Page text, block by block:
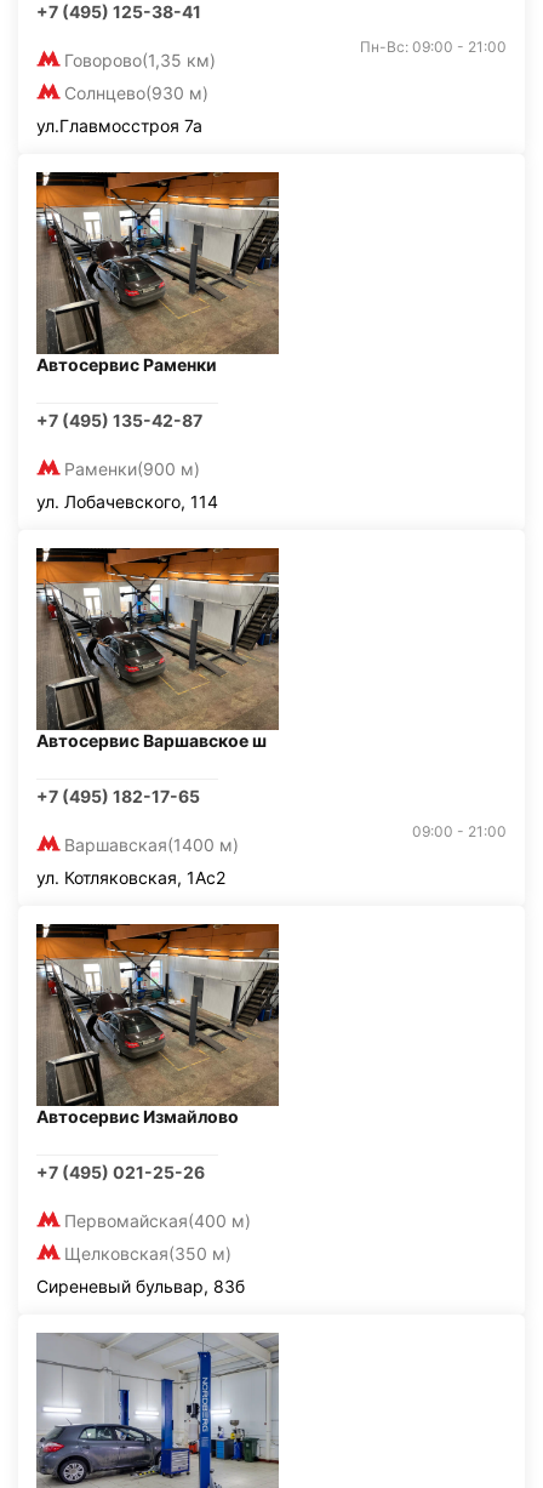
+7 (495) 125-38-41
Говорово(1,35 км)
Солнцево(930 м)
Пн-Вс: 09:00 - 21:00
ул.Главмосстроя 7а
Автосервис Раменки
+7 (495) 135-42-87
Раменки(900 м)
ул. Лобачевского, 114
Автосервис Варшавское ш
+7 (495) 182-17-65
Варшавская(1400 м)
09:00 - 21:00
ул. Котляковская, 1Ас2
Автосервис Измайлово
+7 (495) 021-25-26
Первомайская(400 м)
Щелковская(350 м)
Сиреневый бульвар, 83б